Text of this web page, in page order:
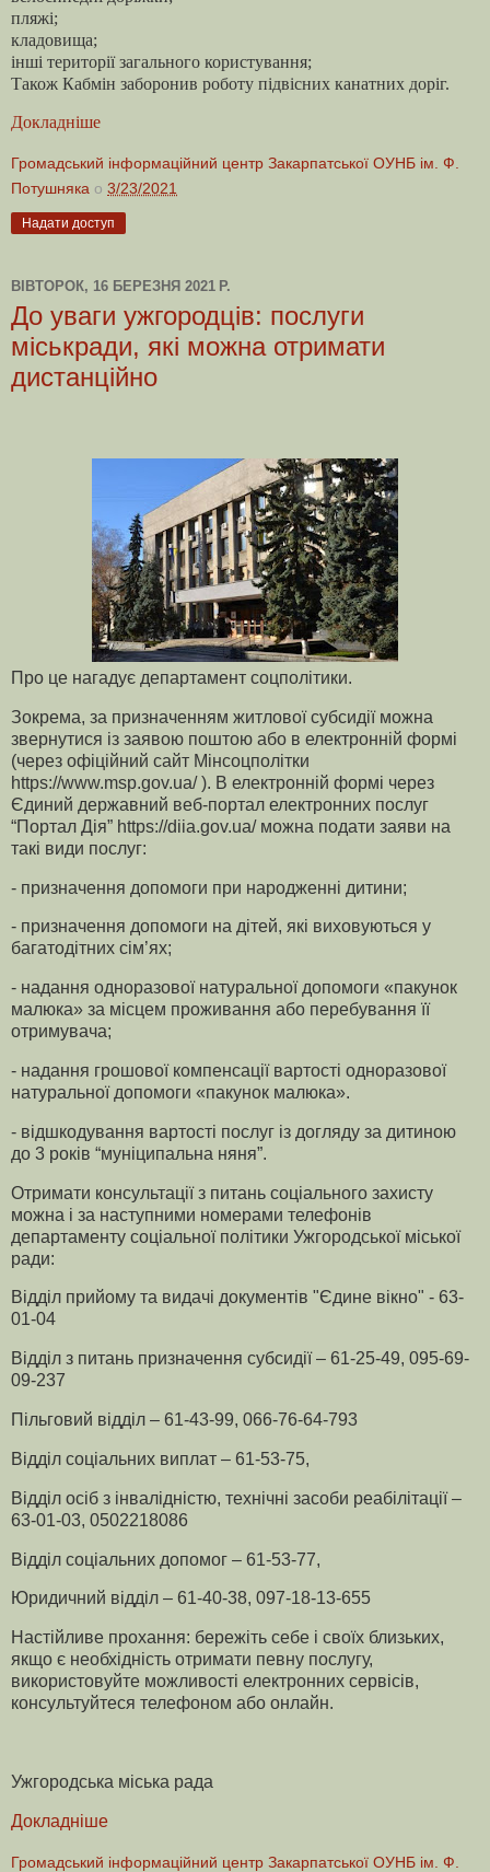
пляжі;
кладовища;
інші території загального користування;
Також Кабмін заборонив роботу підвісних канатних доріг.
Докладніше
Громадський інформаційний центр Закарпатської ОУНБ ім. Ф.
Потушняка о 3/23/2021
Надати доступ
ВІВТОРОК, 16 БЕРЕЗНЯ 2021 Р.
До уваги ужгородців: послуги
міськради, які можна отримати
дистанційно
Про це нагадує департамент соцполітики.
Зокрема, за призначенням житлової субсидії можна
звернутися із заявою поштою або в електронній формі
(через офіційний сайт Мінсоцполітки
https://www.msp.gov.ua/ ). В електронній формі через
Єдиний державний веб-портал електронних послуг
“Портал Дія” https://diia.gov.ua/ можна подати заяви на
такі види послуг:
- призначення допомоги при народженні дитини;
- призначення допомоги на дітей, які виховуються у
багатодітних сім’ях;
- надання одноразової натуральної допомоги «пакунок
малюка» за місцем проживання або перебування її
отримувача;
- надання грошової компенсації вартості одноразової
натуральної допомоги «пакунок малюка».
- відшкодування вартості послуг із догляду за дитиною
до 3 років “муніципальна няня”.
Отримати консультації з питань соціального захисту
можна і за наступними номерами телефонів
департаменту соціальної політики Ужгородської міської
ради:
Відділ прийому та видачі документів "Єдине вікно" - 63-
01-04
Відділ з питань призначення субсидії – 61-25-49, 095-69-
09-237
Пільговий відділ – 61-43-99, 066-76-64-793
Відділ соціальних виплат – 61-53-75,
Відділ осіб з інвалідністю, технічні засоби реабілітації –
63-01-03, 0502218086
Відділ соціальних допомог – 61-53-77,
Юридичний відділ – 61-40-38, 097-18-13-655
Настійливе прохання: бережіть себе і своїх близьких,
якщо є необхідність отримати певну послугу,
використовуйте можливості електронних сервісів,
консультуйтеся телефоном або онлайн.
Ужгородська міська рада
Докладніше
Громадський інформаційний центр Закарпатської ОУНБ ім. Ф.